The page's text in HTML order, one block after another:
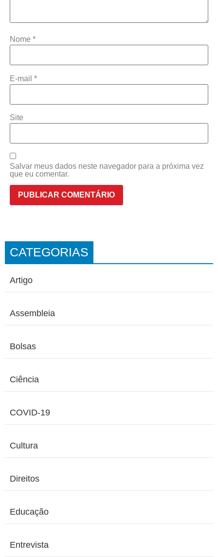
Nome *
E-mail *
Site
Salvar meus dados neste navegador para a próxima vez
que eu comentar.
CATEGORIAS
Artigo
Assembleia
Bolsas
Ciência
COVID-19
Cultura
Direitos
Educação
Entrevista